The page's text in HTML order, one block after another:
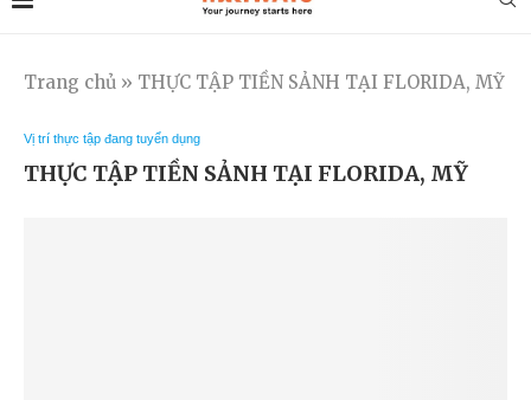
Trang chủ » THỰC TẬP TIỀN SẢNH TẠI FLORIDA, MỸ
Vị trí thực tập đang tuyển dụng
THỰC TẬP TIỀN SẢNH TẠI FLORIDA, MỸ